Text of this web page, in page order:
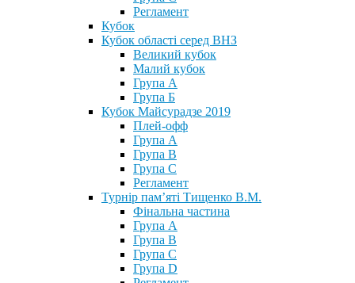
Регламент
Кубок
Кубок області серед ВНЗ
Великий кубок
Малий кубок
Група А
Група Б
Кубок Майсурадзе 2019
Плей-офф
Група А
Група В
Група С
Регламент
Турнір пам’яті Тищенко В.М.
Фінальна частина
Група А
Група В
Група С
Група D